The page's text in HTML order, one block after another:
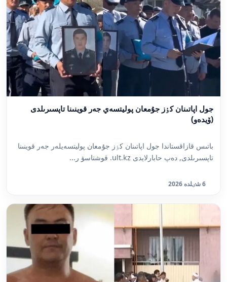
جول اپاتىنان كٶز جۇمعان پوليتسەي جەر قوينىنا تاپسىرىلدى
(ۆيدەو)
باتىس قازاقستاندا جول اپاتىنان كٶز جۇمعان پوليتسەيلەر جەر قوينىنا
تاپسىرىلدى, دەپ حابارلايدى ult.kz. قوشتاسۋ ر...
6 شٸلدە 2026